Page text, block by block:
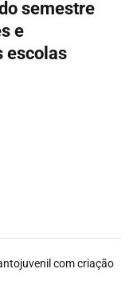
semestre
e
escolas
com criação